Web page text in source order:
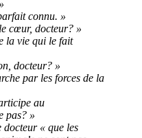
connu. »
cœur, docteur? »
la vie qui le fait
docteur? »
par les forces de la
au
pas? »
« que les